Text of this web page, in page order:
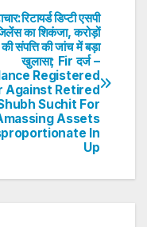
e
डिप्टी एसपी
का शिकंजा, करोड़ों
की संपत्ति की जांच में बड़ा
खुलासा; Fir दर्ज –
Registered
Against Retired
Suchit For
Assets
In
Up